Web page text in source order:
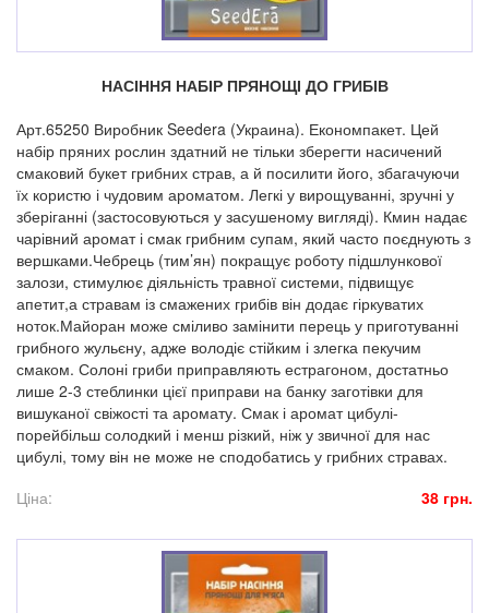
НАСІННЯ НАБІР ПРЯНОЩІ ДО ГРИБІВ
Арт.65250 Виробник Seedera (Украина). Економпакет. Цей
набір пряних рослин здатний не тільки зберегти насичений
смаковий букет грибних страв, а й посилити його, збагачуючи
їх користю і чудовим ароматом. Легкі у вирощуванні, зручні у
зберіганні (застосовуються у засушеному вигляді). Кмин надає
чарівний аромат і смак грибним супам, який часто поєднують з
вершками.Чебрець (тим’ян) покращує роботу підшлункової
залози, стимулює діяльність травної системи, підвищує
апетит,а стравам із смажених грибів він додає гіркуватих
ноток.Майоран може сміливо замінити перець у приготуванні
грибного жульєну, адже володіє стійким і злегка пекучим
смаком. Солоні гриби приправляють естрагоном, достатньо
лише 2-3 стеблинки цієї приправи на банку заготівки для
вишуканої свіжості та аромату. Смак і аромат цибулі-
порейбільш солодкий і менш різкий, ніж у звичної для нас
цибулі, тому він не може не сподобатись у грибних стравах.
Ціна:
38 грн.